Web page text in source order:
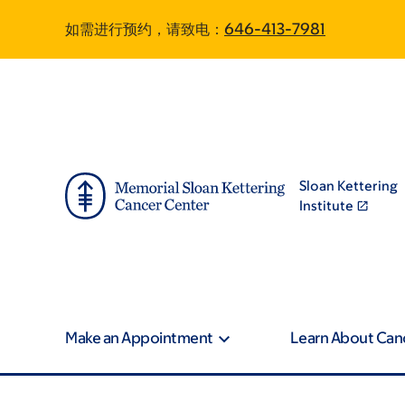
main
footer
如需进行预约，请致电： 646-413-7981
Sloan Kettering
Institute
Make an Appointment Learn About